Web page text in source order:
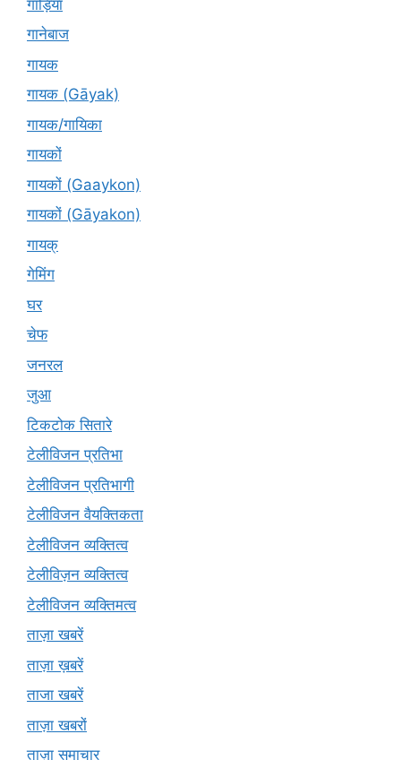
गाड़ियां
गानेबाज
गायक
गायक (Gāyak)
गायक/गायिका
गायकों
गायकों (Gaaykon)
गायकों (Gāyakon)
गायक्
गेमिंग
घर
चेफ
जनरल
जुआ
टिकटोक सितारे
टेलीविजन प्रतिभा
टेलीविजन प्रतिभागी
टेलीविजन वैयक्तिकता
टेलीविजन व्यक्तित्व
टेलीविज़न व्यक्तित्व
टेलीविजन व्यक्तिमत्व
ताज़ा खबरें
ताज़ा ख़बरें
ताजा खबरें
ताज़ा खबरों
ताज़ा समाचार